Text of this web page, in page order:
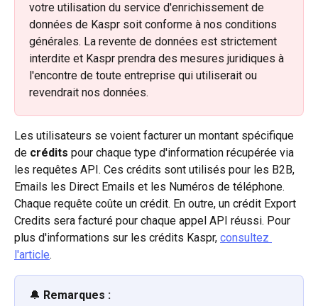
votre utilisation du service d'enrichissement de
données de Kaspr soit conforme à nos conditions
générales. La revente de données est strictement
interdite et Kaspr prendra des mesures juridiques à
l'encontre de toute entreprise qui utiliserait ou
revendrait nos données.
Les utilisateurs se voient facturer un montant spécifique
de crédits pour chaque type d'information récupérée via
les requêtes API. Ces crédits sont utilisés pour les B2B,
Emails les Direct Emails et les Numéros de téléphone.
Chaque requête coûte un crédit. En outre, un crédit Export
Credits sera facturé pour chaque appel API réussi. Pour
plus d'informations sur les crédits Kaspr, consultez
l'article.
🔔 Remarques :